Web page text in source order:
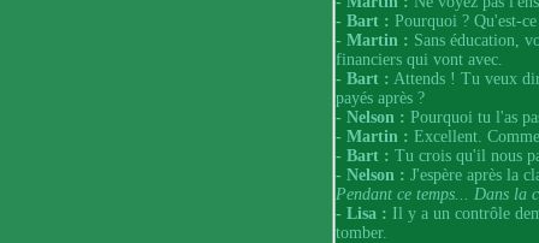
- Bart : Pourquoi ? Qu'est-
- Martin : Sans éducation,
financiers qui vont avec.
- Bart : Attends ! Tu veux
payés après ?
- Nelson : Pourquoi tu l'as
- Martin : Excellent.
- Bart : Tu crois qu'il nous
- Nelson : J'espère après la
Pendant ce temps... Dans la
- Lisa : Il y a un contrôle
tomber.